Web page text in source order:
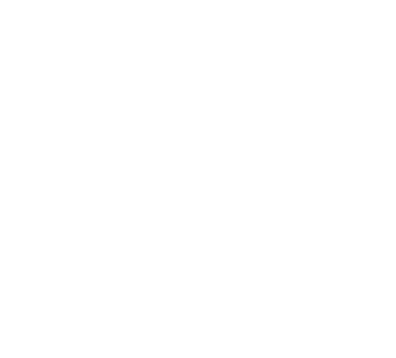
trực tiếp nhà bạn để thực hiện tháo dỡ rèm và mang rèm về